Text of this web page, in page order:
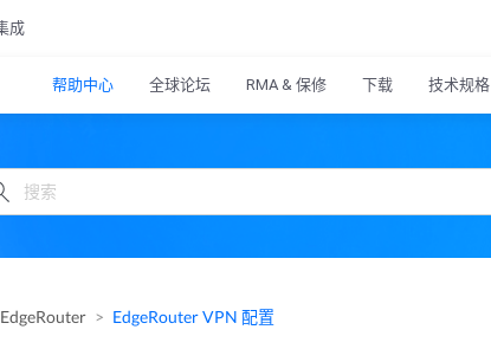
成
帮助中心 全球论坛 RMA & 保修 下载 技术规格
EdgeRouter EdgeRouter VPN 配置